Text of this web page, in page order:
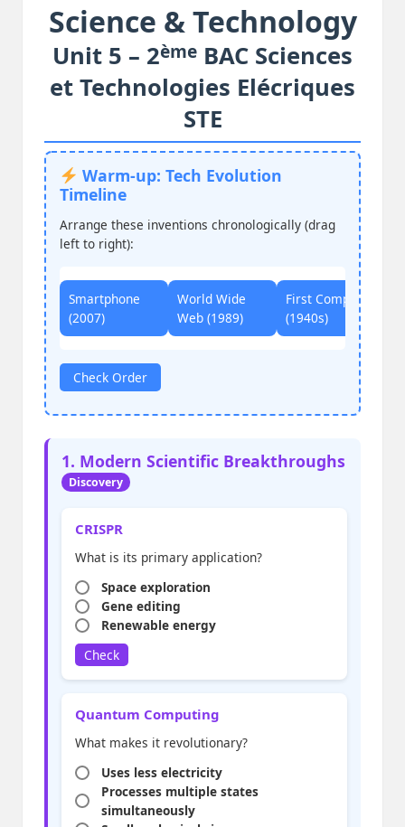
Science & Technology
Unit 5 – 2ème BAC Sciences
et Technologies Elécriques
STE
Warm-up: Tech Evolution
Timeline
Arrange these inventions chronologically (drag
left to right):
Smartphone
(2007)
World Wide
Web (1989)
First Computer
(1940s)
Check Order
1. Modern Scientific Breakthroughs
Discovery
CRISPR
What is its primary application?
Space exploration
Gene editing
Renewable energy
Check
Quantum Computing
What makes it revolutionary?
Uses less electricity
Processes multiple states
simultaneously